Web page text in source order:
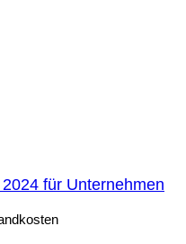
für Unternehmen